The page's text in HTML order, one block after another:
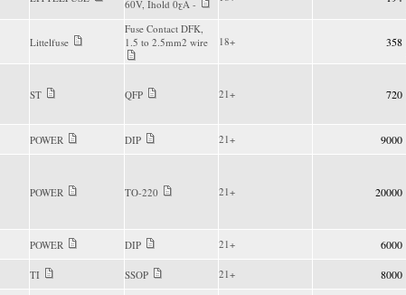
60V, Ihold 0ƹA -
Littelfuse
Fuse Contact DFK,
1.5 to 2.5mm2 wire
18+ 358
ST QFP 21+ 720
POWER DIP 21+ 9000
POWER TO-220 21+ 20000
POWER DIP 21+ 6000
TI SSOP 21+ 8000